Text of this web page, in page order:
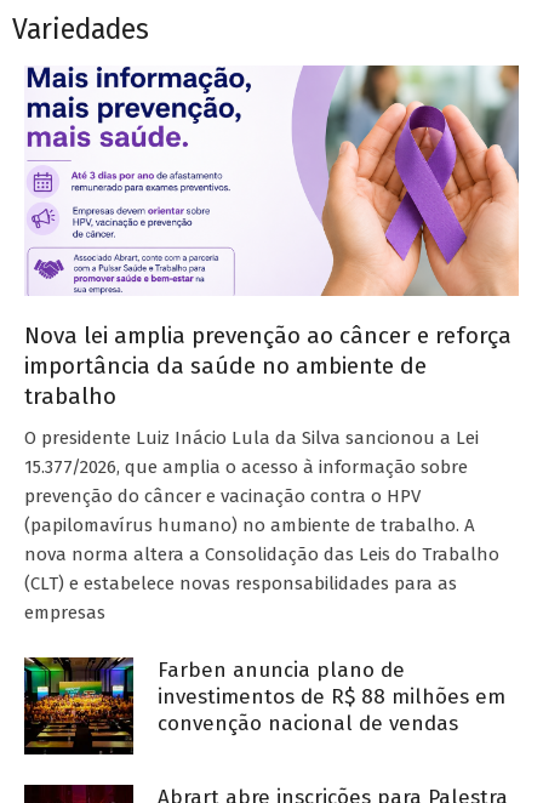
Variedades
Nova lei amplia prevenção ao câncer e reforça
importância da saúde no ambiente de
trabalho
O presidente Luiz Inácio Lula da Silva sancionou a Lei
15.377/2026, que amplia o acesso à informação sobre
prevenção do câncer e vacinação contra o HPV
(papilomavírus humano) no ambiente de trabalho. A
nova norma altera a Consolidação das Leis do Trabalho
(CLT) e estabelece novas responsabilidades para as
empresas
Farben anuncia plano de
investimentos de R$ 88 milhões em
convenção nacional de vendas